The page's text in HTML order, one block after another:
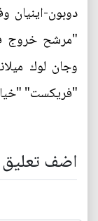
دوبون-اينيان
"مرشح خروج
وجان لوك
"فريكست"
اضف تعليق